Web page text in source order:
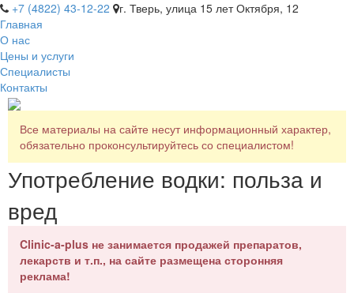
+7 (4822) 43-12-22
г. Тверь, улица 15 лет Октября, 12
Главная
О нас
Цены и услуги
Специалисты
Контакты
Все материалы на сайте несут информационный характер,
обязательно проконсультируйтесь со специалистом!
Употребление водки: польза и
вред
Clinic-a-plus не занимается продажей препаратов,
лекарств и т.п., на сайте размещена сторонняя
реклама!